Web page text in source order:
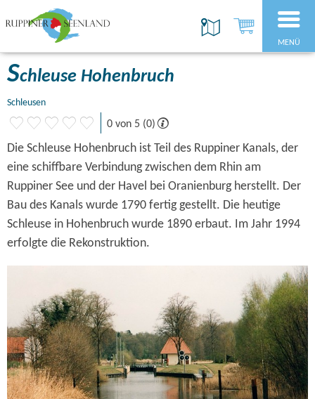
MENÜ
Schleuse Hohenbruch
Schleusen
0 von 5 (0)
Die Schleuse Hohenbruch ist Teil des Ruppiner Kanals, der
eine schiffbare Verbindung zwischen dem Rhin am
Ruppiner See und der Havel bei Oranienburg herstellt. Der
Bau des Kanals wurde 1790 fertig gestellt. Die heutige
Schleuse in Hohenbruch wurde 1890 erbaut. Im Jahr 1994
erfolgte die Rekonstruktion.